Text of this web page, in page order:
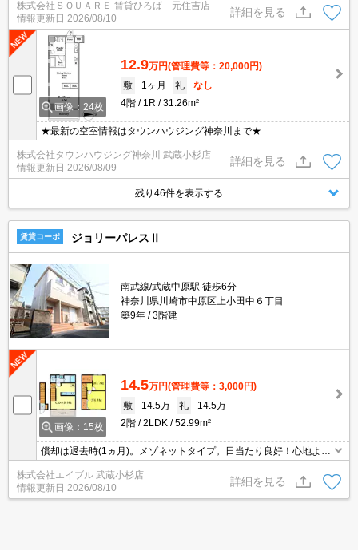
オートロック・エレベーター・防犯カメラ完備♪
株式会社ＳＱＵＡＲＥ 賃貸ひろば 元住吉店
情報更新日 2026/08/10
詳細を見る
画像：24枚
12.9万円(管理費等：20,000円)
敷
1ヶ月 礼
なし
4階
1R 31.26m²
★最新の空室情報はタウンハウジング神奈川まで★
株式会社タウンハウジング神奈川 武蔵小杉店
情報更新日 2026/08/09
詳細を見る
残り46件を表示する
賃貸コーポ ジョリーパレスⅡ
南武線/武蔵中原駅 徒歩6分
神奈川県川崎市中原区上小田中６丁目
築9年
3階建
画像：15枚
14.5万円(管理費等：3,000円)
敷
14.5万 礼
14.5万
2階
2LDK 52.99m²
償却は退去時(1ヵ月)。メゾネットタイプ。日当たり良好！心地よい
室内環境！。角部屋。初期費用キャッシュレス決済可(条件あり)。
引越指定業者あり。
株式会社エイブル 武蔵小杉店
情報更新日 2026/08/10
詳細を見る